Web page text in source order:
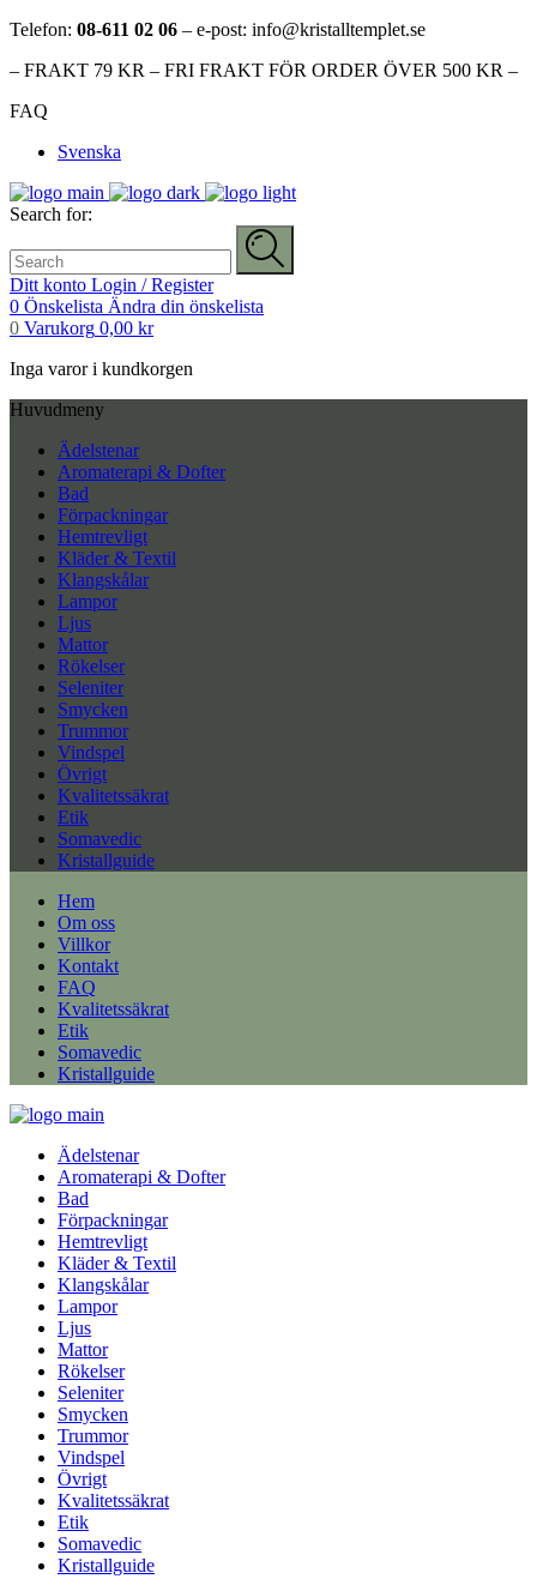
Telefon: 08-611 02 06 – e-post: info@kristalltemplet.se
– FRAKT 79 KR – FRI FRAKT FÖR ORDER ÖVER 500 KR –
FAQ
Svenska
Search for:
Ditt konto Login / Register
0 Önskelista Ändra din önskelista
0 Varukorg 0,00 kr
Inga varor i kundkorgen
Huvudmeny
Ädelstenar
Aromaterapi & Dofter
Bad
Förpackningar
Hemtrevligt
Kläder & Textil
Klangskålar
Lampor
Ljus
Mattor
Rökelser
Seleniter
Smycken
Trummor
Vindspel
Övrigt
Kvalitetssäkrat
Etik
Somavedic
Kristallguide
Hem
Om oss
Villkor
Kontakt
FAQ
Kvalitetssäkrat
Etik
Somavedic
Kristallguide
Ädelstenar
Aromaterapi & Dofter
Bad
Förpackningar
Hemtrevligt
Kläder & Textil
Klangskålar
Lampor
Ljus
Mattor
Rökelser
Seleniter
Smycken
Trummor
Vindspel
Övrigt
Kvalitetssäkrat
Etik
Somavedic
Kristallguide